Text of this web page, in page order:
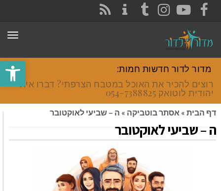
פתח
FACEBOOK
YOUTUBE
INSTAGRAM
TUMBLR
מדור לדור חדשות חמות:
רוצים להכיר את האוכל במטבח הצרפתי? דברו איתי
יהודית לוטואק 054-7388825.
דף הבית » אסתר בוטביקה » ה – שביעי לאוקטובר
ה – שביעי לאוקטובר